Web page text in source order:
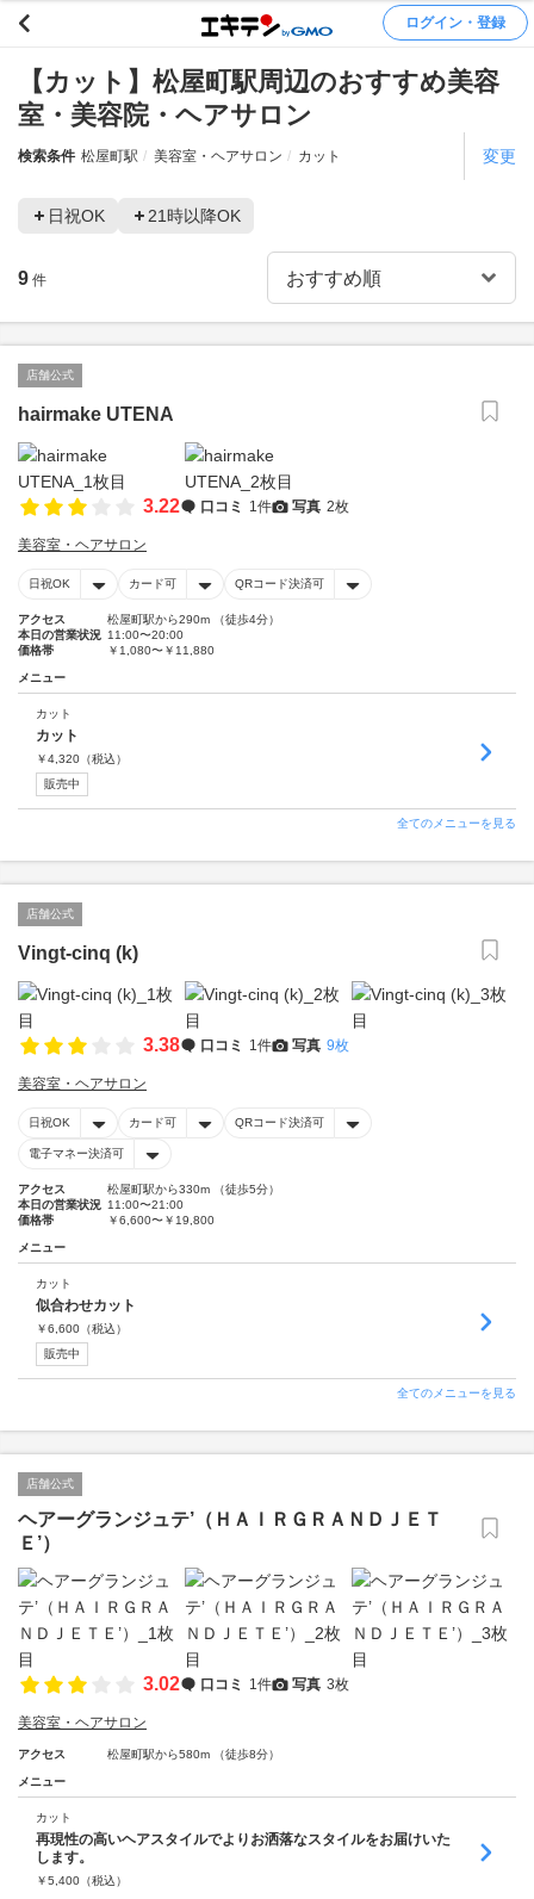
ログイン・登録
【カット】松屋町駅周辺のおすすめ美容
室・美容院・ヘアサロン
検索条件 松屋町駅 美容室・ヘアサロン カット 変更
日祝OK 21時以降OK
9 件
店舗公式
hairmake UTENA
3.22 口コミ 1件 写真 2枚
美容室・ヘアサロン
日祝OK カード可 QRコード決済可
アクセス
松屋町駅から290m （徒歩4分）
本日の営業状況 11:00〜20:00
価格帯
￥1,080〜￥11,880
メニュー
カット
カット
￥4,320 （税込）
販売中
全てのメニューを見る
店舗公式
Vingt-cinq (k)
3.38 口コミ 1件 写真 9枚
美容室・ヘアサロン
日祝OK カード可 QRコード決済可
電子マネー決済可
アクセス
松屋町駅から330m （徒歩5分）
本日の営業状況 11:00〜21:00
価格帯
￥6,600〜￥19,800
メニュー
カット
似合わせカット
￥6,600 （税込）
販売中
全てのメニューを見る
店舗公式
ヘアーグランジュテ’（ＨＡＩＲＧＲＡＮＤＪＥＴ
Ｅ’）
3.02 口コミ 1件 写真 3枚
美容室・ヘアサロン
アクセス 松屋町駅から580m （徒歩8分）
メニュー
カット
再現性の高いヘアスタイルでよりお洒落なスタイルをお届けいた
します。
￥5,400 （税込）